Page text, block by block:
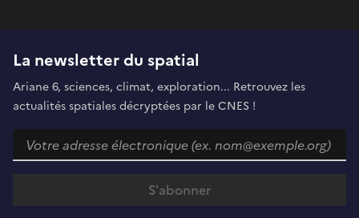
La newsletter du spatial
Ariane 6, sciences, climat, exploration... Retrouvez les
actualités spatiales décryptées par le CNES !